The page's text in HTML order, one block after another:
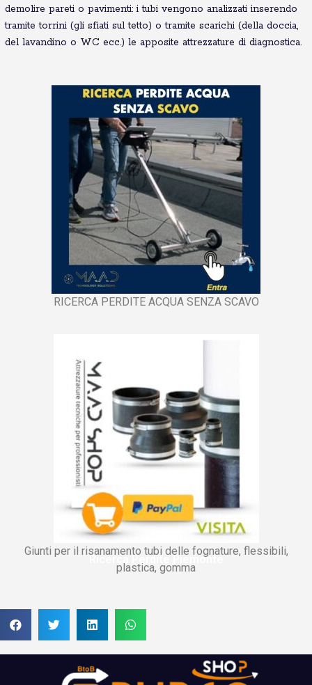
demolire pareti o pavimenti: i tubi vengono analizzati inserendo
tramite torrini (gli sfiati sul tetto) o tramite scarichi (della doccia,
del lavandino o WC ecc.) le apposite attrezzature di diagnostica.
RICERCA PERDITE ACQUA SENZA SCAVO
Giunti per il risanamento tubi delle fognature, flessibili,
plastica, gomma
Ricerca Perdite Piemonte